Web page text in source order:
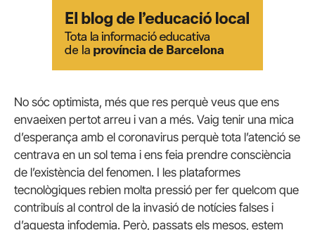
No sóc optimista, més que res perquè veus que ens
envaeixen pertot arreu i van a més. Vaig tenir una mica
d’esperança amb el coronavirus perquè tota l’atenció se
centrava en un sol tema i ens feia prendre consciència
de l’existència del fenomen. I les plataformes
tecnològiques rebien molta pressió per fer quelcom que
contribuís al control de la invasió de notícies falses i
d’aquesta infodemia. Però, passats els mesos, estem